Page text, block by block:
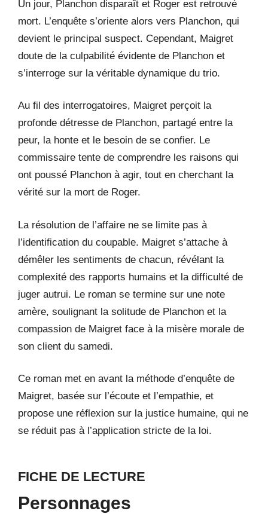
Un jour, Planchon disparaît et Roger est retrouvé
mort. L’enquête s’oriente alors vers Planchon, qui
devient le principal suspect. Cependant, Maigret
doute de la culpabilité évidente de Planchon et
s’interroge sur la véritable dynamique du trio.
Au fil des interrogatoires, Maigret perçoit la
profonde détresse de Planchon, partagé entre la
peur, la honte et le besoin de se confier. Le
commissaire tente de comprendre les raisons qui
ont poussé Planchon à agir, tout en cherchant la
vérité sur la mort de Roger.
La résolution de l’affaire ne se limite pas à
l’identification du coupable. Maigret s’attache à
démêler les sentiments de chacun, révélant la
complexité des rapports humains et la difficulté de
juger autrui. Le roman se termine sur une note
amère, soulignant la solitude de Planchon et la
compassion de Maigret face à la misère morale de
son client du samedi.
Ce roman met en avant la méthode d’enquête de
Maigret, basée sur l’écoute et l’empathie, et
propose une réflexion sur la justice humaine, qui ne
se réduit pas à l’application stricte de la loi.
FICHE DE LECTURE
Personnages